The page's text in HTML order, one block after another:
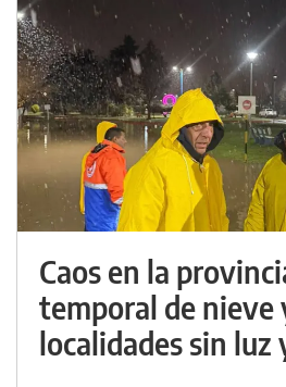
Caos en la
temporal de nieve
localidades sin luz